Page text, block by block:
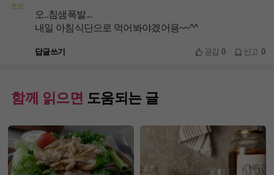
초보
오..침샘폭발...
내일 아침식단으로 먹어봐야겠어용~~^^
답글쓰기 공감0 신고 0
함께 읽으면 도움되는 글